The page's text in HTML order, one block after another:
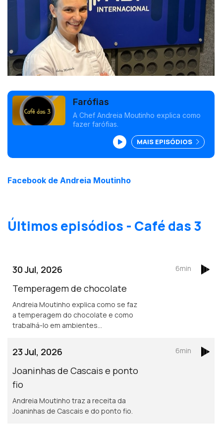
Farófias
A Chef Andreia Moutinho explica como
fazer farófias.
MAIS EPISÓDIOS
Facebook de Andreia Moutinho
Últimos episódios - Café das 3
30 Jul, 2026
Temperagem de chocolate
Andreia Moutinho explica como se faz
a temperagem do chocolate e como
trabalhá-lo em ambientes
6min
23 Jul, 2026
Joaninhas de Cascais e ponto
fio
Andreia Moutinho traz a receita da
Joaninhas de Cascais e do ponto fio.
6min